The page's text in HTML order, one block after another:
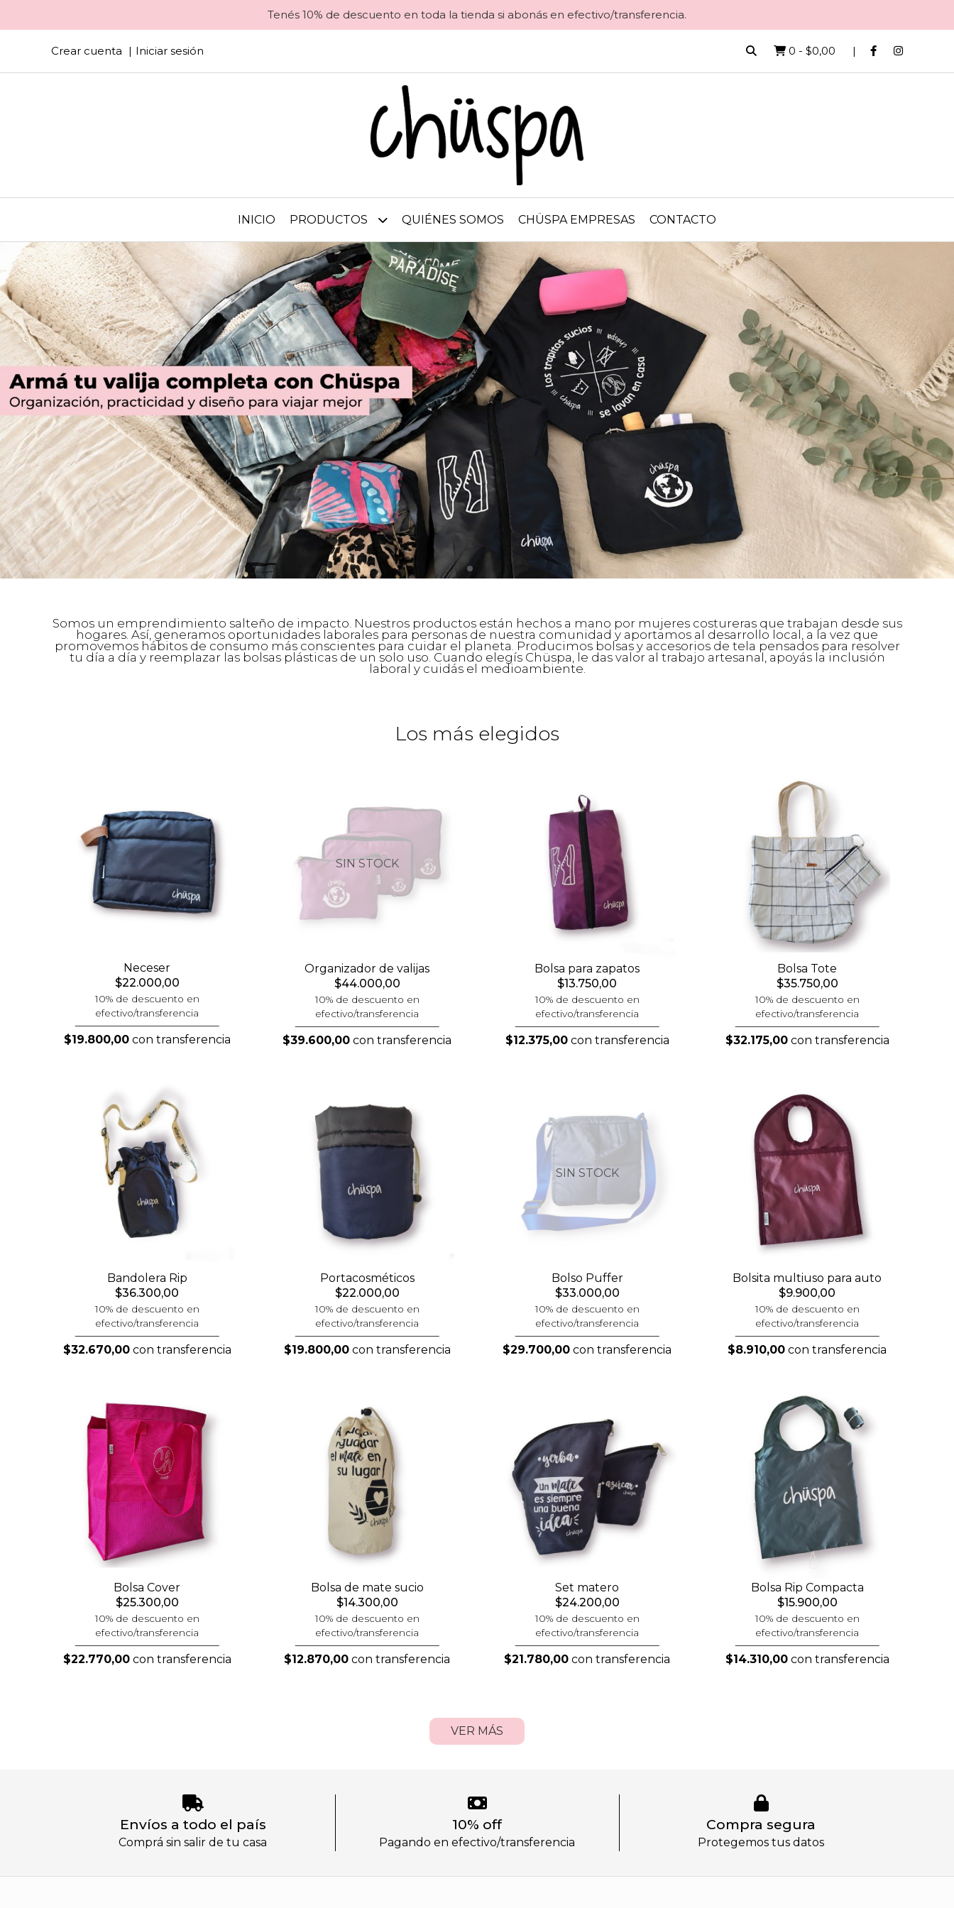
Tenés 10% de descuento en toda la tienda si abonás en efectivo/transferencia.
Crear cuenta Iniciar sesión 0 - $0,00
INICIO PRODUCTOS QUIÉNES SOMOS CHÜSPA EMPRESAS CONTACTO
Somos un emprendimiento salteño de impacto. Nuestros productos están hechos a mano por mujeres costureras que trabajan desde sus
hogares. Así, generamos oportunidades laborales para personas de nuestra comunidad y aportamos al desarrollo local, a la vez que
promovemos hábitos de consumo más conscientes para cuidar el planeta. Producimos bolsas y accesorios de tela pensados para resolver
tu día a día y reemplazar las bolsas plásticas de un solo uso. Cuando elegís Chüspa, le das valor al trabajo artesanal, apoyás la inclusión
laboral y cuidás el medioambiente.
Los más elegidos
Neceser
$22.000,00
10% de descuento en
efectivo/transferencia
$19.800,00con transferencia
SIN STOCK
Organizador de valijas
$44.000,00
10% de descuento en
efectivo/transferencia
$39.600,00 con transferencia
Bolsa para zapatos
$13.750,00
10% de descuento en
efectivo/transferencia
$12.375,00con transferencia
Bolsa Tote
$35.750,00
10% de descuento en
efectivo/transferencia
$32.175,00con transferencia
Bandolera Rip
$36.300,00
10% de descuento en
efectivo/transferencia
$32.670,00con transferencia
Portacosméticos
$22.000,00
10% de descuento en
efectivo/transferencia
$19.800,00con transferencia
SIN STOCK
Bolso Puffer
$33.000,00
10% de descuento en
efectivo/transferencia
$29.700,00 con transferencia
Bolsita multiuso para auto
$9.900,00
10% de descuento en
efectivo/transferencia
$8.910,00 con transferencia
Bolsa Cover
$25.300,00
10% de descuento en
efectivo/transferencia
$22.770,00con transferencia
Bolsa de mate sucio
$14.300,00
10% de descuento en
efectivo/transferencia
$12.870,00 con transferencia
Set matero
$24.200,00
10% de descuento en
efectivo/transferencia
$21.780,00 con transferencia
Bolsa Rip Compacta
$15.900,00
10% de descuento en
efectivo/transferencia
$14.310,00con transferencia
VER MÁS
Envíos a todo el país
Comprá sin salir de tu casa
10% off
Pagando en efectivo/transferencia
Compra segura
Protegemos tus datos